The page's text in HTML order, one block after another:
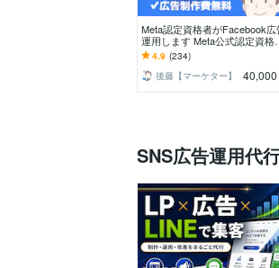
Meta認定資格者がFacebook広
運用します Meta公式認定資格保
有者による広告運用代行で成果
大化へ
4.9 (234)
後藤【マーケター】
40,000
SNS広告運用代